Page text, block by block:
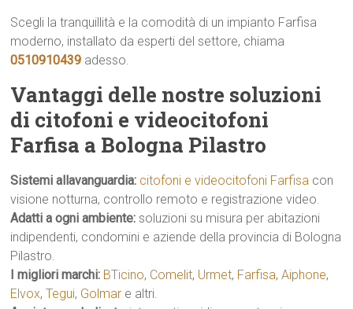
Scegli la tranquillità e la comodità di un impianto Farfisa
moderno, installato da esperti del settore, chiama
0510910439 adesso.
Vantaggi delle nostre soluzioni
di citofoni e videocitofoni
Farfisa a Bologna Pilastro
Sistemi allavanguardia: citofoni e videocitofoni Farfisa con
visione notturna, controllo remoto e registrazione video.
Adatti a ogni ambiente: soluzioni su misura per abitazioni
indipendenti, condomini e aziende della provincia di Bologna
Pilastro.
I migliori marchi: BTicino, Comelit, Urmet, Farfisa,Aiphone,
Elvox,Tegui, Golmar e altri.